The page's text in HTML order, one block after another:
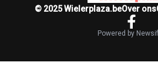
© 2025 Wielerplaza.beOver ons
Powered by